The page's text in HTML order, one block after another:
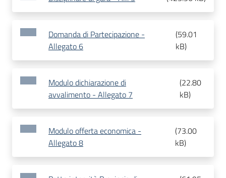
Domanda di Partecipazione -
Allegato 6
(59.01
kB)
Modulo dichiarazione di
avvalimento - Allegato 7
(22.80
kB)
Modulo offerta economica -
Allegato 8
(73.00
kB)